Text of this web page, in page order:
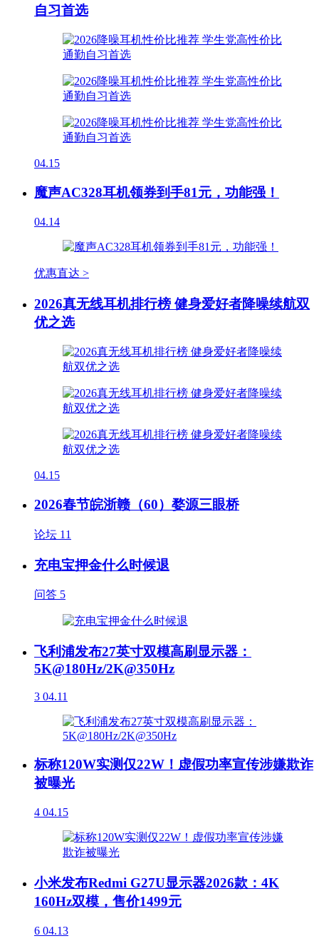
自习首选
04.15
魔声AC328耳机领券到手81元，功能强！
04.14
优惠直达 >
2026真无线耳机排行榜 健身爱好者降噪续航双
优之选
04.15
2026春节皖浙赣（60）婺源三眼桥
论坛 11
充电宝押金什么时候退
问答 5
飞利浦发布27英寸双模高刷显示器：
5K@180Hz/2K@350Hz
3 04.11
标称120W实测仅22W！虚假功率宣传涉嫌欺诈
被曝光
4 04.15
小米发布Redmi G27U显示器2026款：4K
160Hz双模，售价1499元
6 04.13